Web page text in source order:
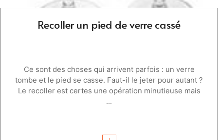
Recoller un pied de verre cassé
Ce sont des choses qui arrivent parfois : un verre
tombe et le pied se casse. Faut-il le jeter pour autant ?
Le recoller est certes une opération minutieuse mais
...